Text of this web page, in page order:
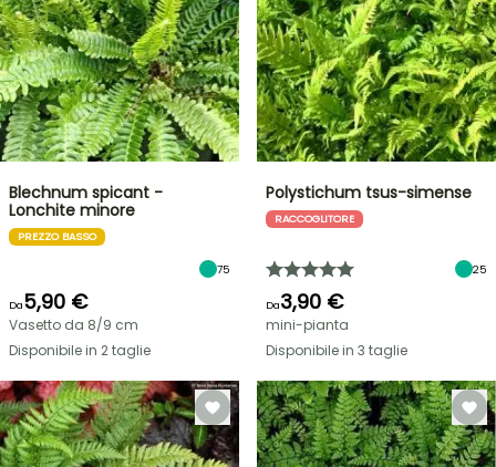
Blechnum spicant -
Lonchite minore
PREZZO BASSO
75
Da5,90 €
Vasetto da 8/9 cm
Disponibile in 2 taglie
Polystichum tsus-simense
RACCOGLITORE
25
Da3,90 €
mini-pianta
Disponibile in 3 taglie